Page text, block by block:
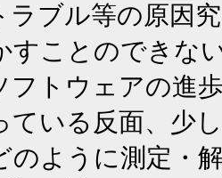
ラブル等の原因
すことのできな
フトウェアの進
ている反面、少
のように測定・